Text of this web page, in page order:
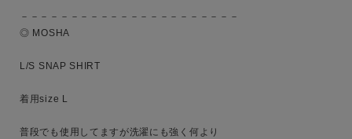
サイズ
ブランド
－－－－－－－－－－－－－－－－－－－－－－
◎ MOSHA
L/S SNAP SHIRT
着用size L
普段でも使用してますが洗濯にも強く何より